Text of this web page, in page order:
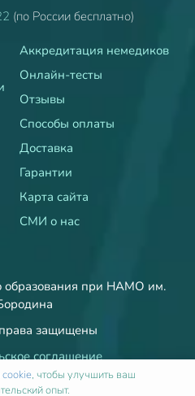
(по России бесплатно)
Аккредитация немедиков
Онлайн-тесты
Отзывы
Способы оплаты
Доставка
Гарантии
Карта сайта
СМИ о нас
образования при НАМО им.
защищены
соглашение
персональных данных
согласие
, чтобы улучшить ваш
опыт.